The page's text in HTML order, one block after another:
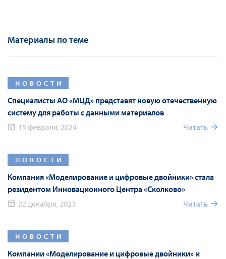
Материалы по теме
НОВОСТИ
Специалисты АО «МЦД» представят новую отечественную
систему для работы с данными материалов
15 февраля, 2024
Читать
НОВОСТИ
Компания «Моделирование и цифровые двойники» стала
резидентом Инновационного Центра «Сколково»
22 декабря, 2023
Читать
НОВОСТИ
Компании «Моделирование и цифровые двойники» и